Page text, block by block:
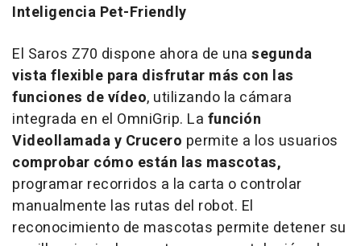
Inteligencia Pet-Friendly
El Saros Z70 dispone ahora de una segunda
vista flexible para disfrutar más con las
funciones de vídeo, utilizando la cámara
integrada en el OmniGrip. La función
Videollamada y Crucero permite a los usuarios
comprobar cómo están las mascotas,
programar recorridos a la carta o controlar
manualmente las rutas del robot. El
reconocimiento de mascotas permite detener su